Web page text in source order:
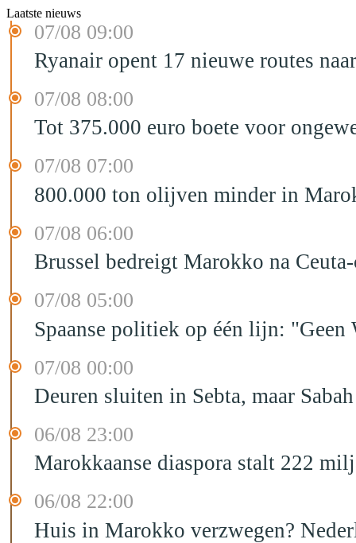
Laatste nieuws
07/08 09:00
Ryanair opent 17 nieuwe routes
07/08 08:00
Tot 375.000 euro boete voor
07/08 07:00
800.000 ton olijven minder in
07/08 06:00
Brussel bedreigt Marokko na
07/08 05:00
Spaanse politiek op één lijn:
07/08 00:00
Deuren sluiten in Sebta, maar
06/08 23:00
Marokkaanse diaspora stalt 222
06/08 22:00
Huis in Marokko verzwegen?